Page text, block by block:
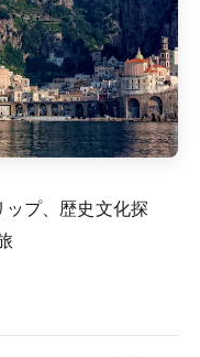
プ、歴史文化探